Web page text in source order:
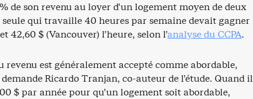
de son revenu au loyer d’un logement moyen de deux
qui travaille 40 heures par semaine devait gagner
42,60 $ (Vancouver) l’heure, selon l’analyse du CCPA.
revenu est généralement accepté comme abordable,
Ricardo Tranjan, co-auteur de l’étude. Quand il
$ par année pour qu’un logement soit abordable,